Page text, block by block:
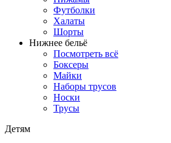
Футболки
Халаты
Шорты
Нижнее бельё
Посмотреть всё
Боксеры
Майки
Наборы трусов
Носки
Трусы
Детям